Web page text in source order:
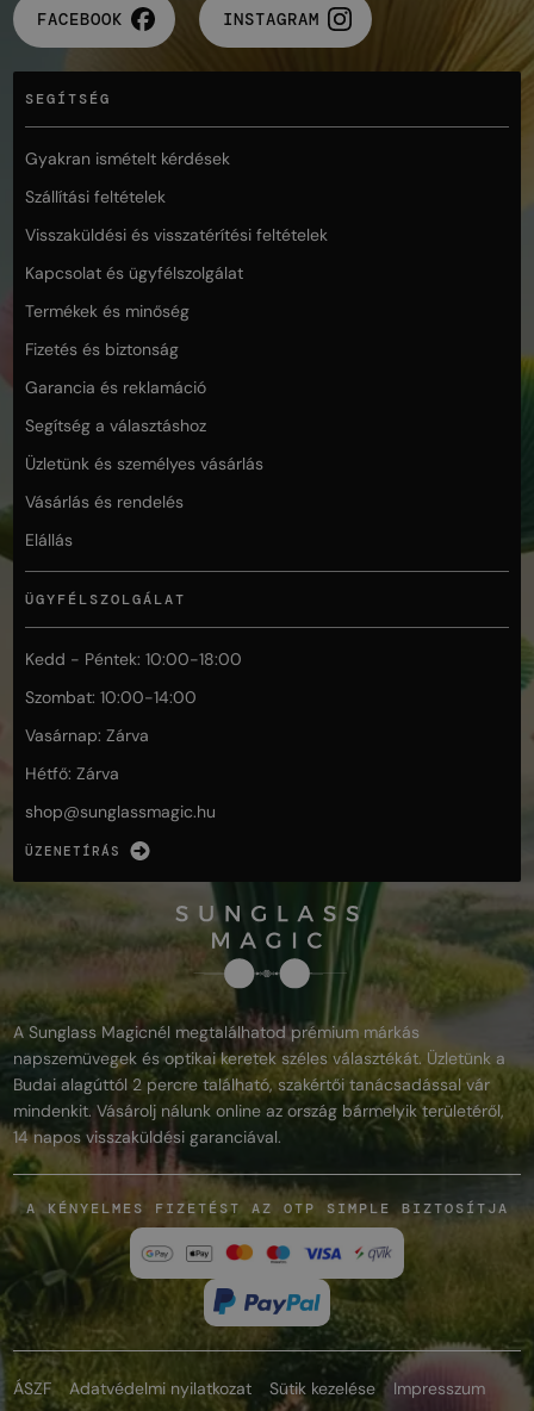
FACEBOOK INSTAGRAM
SEGÍTSÉG
Gyakran ismételt kérdések
Szállítási feltételek
Visszaküldési és visszatérítési feltételek
Kapcsolat és ügyfélszolgálat
Termékek és minőség
Fizetés és biztonság
Garancia és reklamáció
Segítség a választáshoz
Üzletünk és személyes vásárlás
Vásárlás és rendelés
Elállás
ÜGYFÉLSZOLGÁLAT
Kedd - Péntek: 10:00-18:00
Szombat: 10:00-14:00
Vasárnap: Zárva
Hétfő: Zárva
shop@sunglassmagic.hu
ÜZENETÍRÁS
A Sunglass Magicnél megtalálhatod prémium márkás
napszemüvegek és optikai keretek széles választékát. Üzletünk a
Budai alagúttól 2 percre található, szakértői tanácsadással vár
mindenkit. Vásárolj nálunk online az ország bármelyik területéről,
14 napos visszaküldési garanciával.
A KÉNYELMES FIZETÉST AZ OTP SIMPLE BIZTOSÍTJA
ÁSZF Adatvédelmi nyilatkozat Sütik kezelése Impresszum